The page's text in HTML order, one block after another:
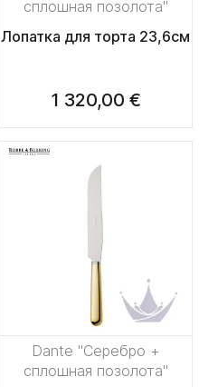
сплошная позолота"
Лопатка для торта 23,6см
1 320,00 €
Dante "Серебро +
сплошная позолота"